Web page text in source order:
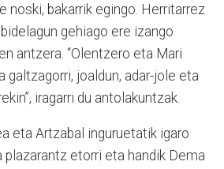
noski, bakarrik egingo. Herritarrez
gehiago ere izango
antzera. “Olentzero eta Mari
galtzagorri, joaldun, adar-jole eta
iragarri du antolakuntzak.
eta Artzabal inguruetatik igaro
plazarantz etorri eta handik Dema